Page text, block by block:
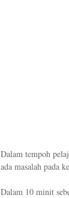
Dalam tempoh
ada masalah pada
Dalam 10 minit